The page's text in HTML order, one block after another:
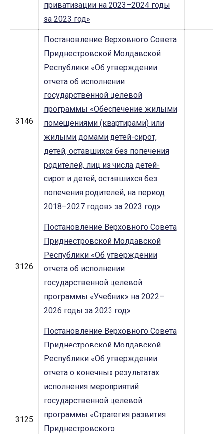
приватизации на 2023–2024 годы
за 2023 год»
3146
Постановление Верховного Совета
Приднестровской Молдавской
Республики «Об утверждении
отчета об исполнении
государственной целевой
программы «Обеспечение жилыми
помещениями (квартирами) или
жилыми домами детей-сирот,
детей, оставшихся без попечения
родителей, лиц из числа детей-
сирот и детей, оставшихся без
попечения родителей, на период
2018–2027 годов» за 2023 год»
3126
Постановление Верховного Совета
Приднестровской Молдавской
Республики «Об утверждении
отчета об исполнении
государственной целевой
программы «Учебник» на 2022–
2026 годы за 2023 год»
3125
Постановление Верховного Совета
Приднестровской Молдавской
Республики «Об утверждении
отчета о конечных результатах
исполнения мероприятий
государственной целевой
программы «Стратегия развития
Приднестровского